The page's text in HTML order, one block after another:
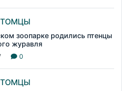
зоопарке родились птенцы
журавля
0